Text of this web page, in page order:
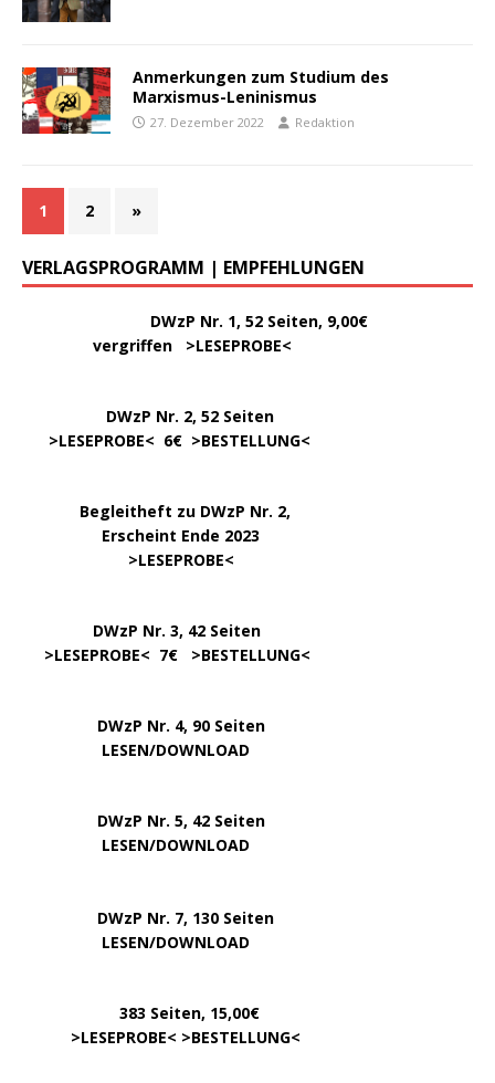
Anmerkungen zum Studium des
Marxismus-Leninismus
27. Dezember 2022 Redaktion
1 2 »
VERLAGSPROGRAMM | EMPFEHLUNGEN
DWzP Nr. 1, 52 Seiten, 9,00€
vergriffen >LESEPROBE<
DWzP Nr. 2, 52 Seiten
>LESEPROBE< 6€ >BESTELLUNG<
Begleitheft zu DWzP Nr. 2,
Erscheint Ende 2023
>LESEPROBE<
DWzP Nr. 3, 42 Seiten
>LESEPROBE< 7€ >BESTELLUNG<
DWzP Nr. 4, 90 Seiten
LESEN/DOWNLOAD
DWzP Nr. 5, 42 Seiten
LESEN/DOWNLOAD
DWzP Nr. 7, 130 Seiten
LESEN/DOWNLOAD
383 Seiten, 15,00€
>LESEPROBE< >BESTELLUNG<